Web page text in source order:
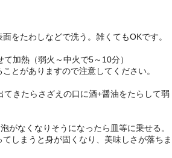
たわしなどで洗う。雑くてもOKです。
加熱（弱火～中火で5～10分）
がありますので注意してください。
てきたらさざえの口に酒+醤油をたらして弱
がなくなりそうになったら皿等に乗せる。
まうと身が固くなり、美味しさが落ちま